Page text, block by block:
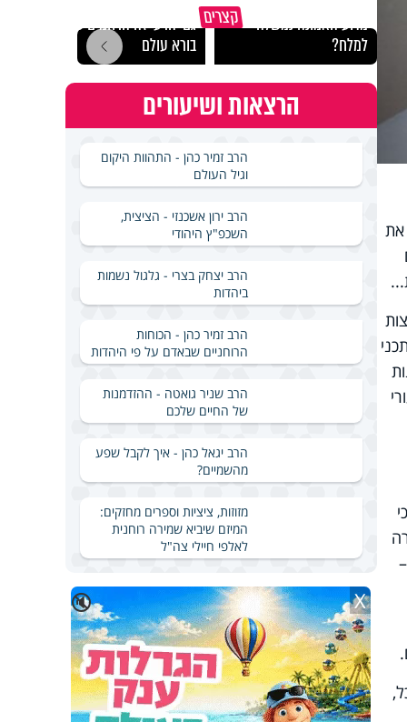
את
קצרים
מדוע האמונה נמשלה
למלח?
גם ׳הרע׳ זה הרחמים של
בורא עולם
הרצאות ושיעורים
הרב זמיר כהן - התהוות היקום
וגיל העולם
הרב ירון אשכנזי - הציצית,
השכפ"ץ היהודי
הרב יצחק בצרי - גלגול נשמות
ביהדות
הרב זמיר כהן - הכוחות
הרוחניים שבאדם על פי היהדות
הרב שניר גואטה - ההזדמנות
של החיים שלכם
הרב יגאל כהן - איך לקבל שפע
מהשמיים?
מזוזות, ציציות וספרים מחזקים:
המיזם שיביא שמירה רוחנית
לאלפי חיילי צה"ל
🔇 X